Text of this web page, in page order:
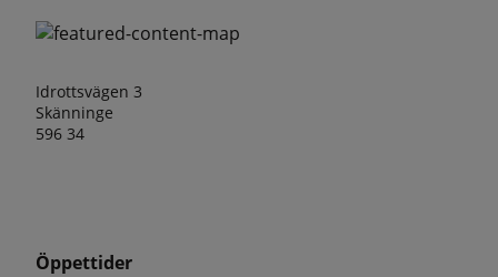
Idrottsvägen 3
Skänninge
596 34
Öppettider